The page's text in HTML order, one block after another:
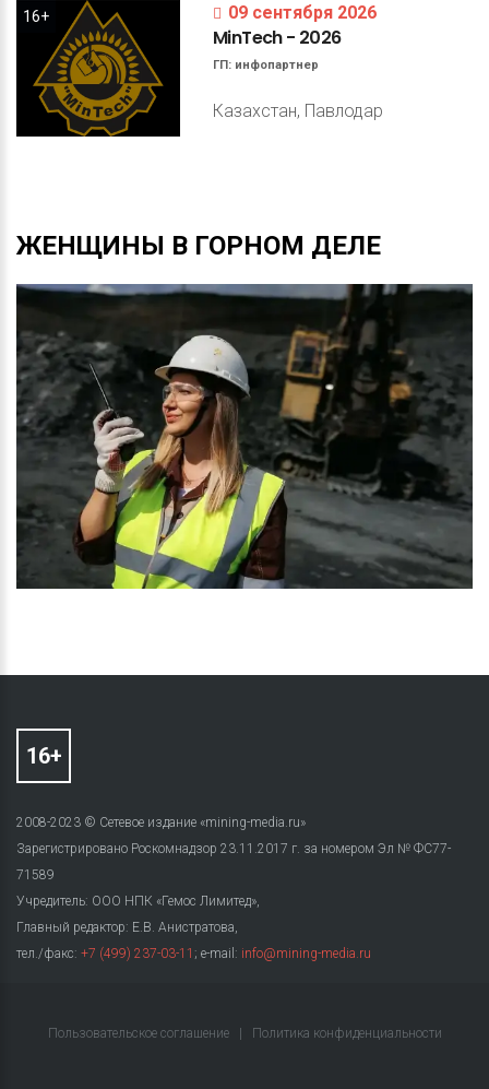
16+ 09 сентября 2026
MinTech- 2026
ГП: инфопартнер
Казахстан, Павлодар
ЖЕНЩИНЫ В ГОРНОМ ДЕЛЕ
2008-2023 © Сетевое издание «mining-media.ru»
Зарегистрировано Роскомнадзор 23.11.2017 г. за номером Эл № ФС77-
71589
Учредитель: ООО НПК «Гемос Лимитед»,
Главный редактор: Е.В. Анистратова,
тел./факс: +7 (499) 237-03-11 ; e-mail: info@mining-media.ru
Пользовательское соглашение Политика конфиденциальности